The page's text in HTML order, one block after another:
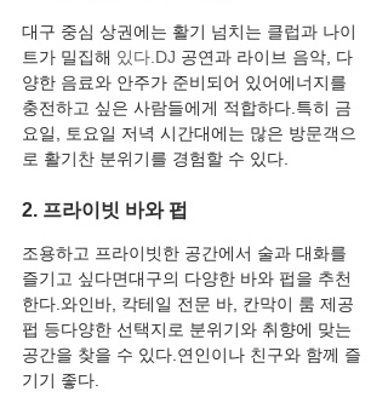
대구 중심 상권에는 활기 넘치는 클럽과 나이
트가 밀집해 있다.DJ 공연과 라이브 음악, 다
양한 음료와 안주가 준비되어 있어에너지를
충전하고 싶은 사람들에게 적합하다.특히 금
요일, 토요일 저녁 시간대에는 많은 방문객으
로 활기찬 분위기를 경험할 수 있다.
2. 프라이빗 바와 펍
조용하고 프라이빗한 공간에서 술과 대화를
즐기고 싶다면대구의 다양한 바와 펍을 추천
한다.와인바, 칵테일 전문 바, 칸막이 룸 제공
펍 등다양한 선택지로 분위기와 취향에 맞는
공간을 찾을 수 있다.연인이나 친구와 함께 즐
기기 좋다.